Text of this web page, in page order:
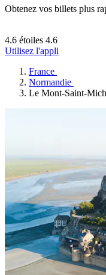
Obtenez vos billets plus
4.6 étoiles 4.6
Utilisez l'appli
France
Normandie
Le Mont-Saint-